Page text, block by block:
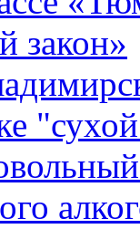
закон»